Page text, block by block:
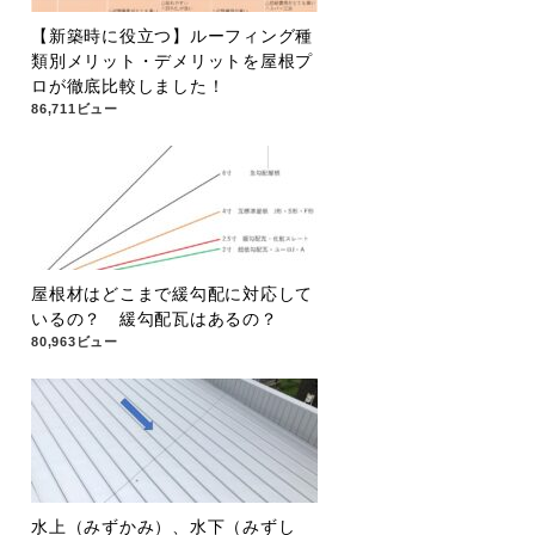
【新築時に役立つ】ルーフィング種
類別メリット・デメリットを屋根プ
ロが徹底比較しました！
86,711ビュー
屋根材はどこまで緩勾配に対応して
いるの？ 緩勾配瓦はあるの？
80,963ビュー
水上（みずかみ）、水下（みずし